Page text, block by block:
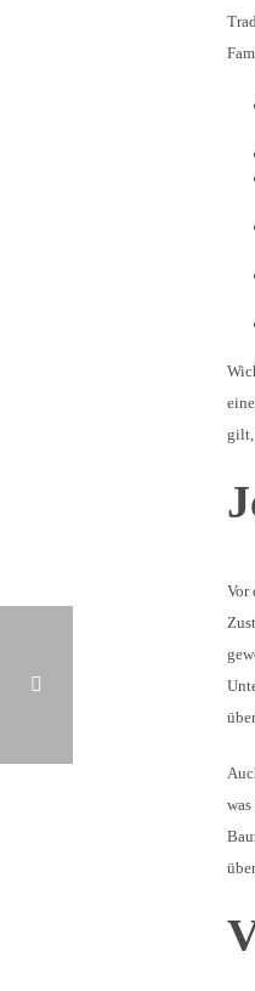
gilt,
Vor